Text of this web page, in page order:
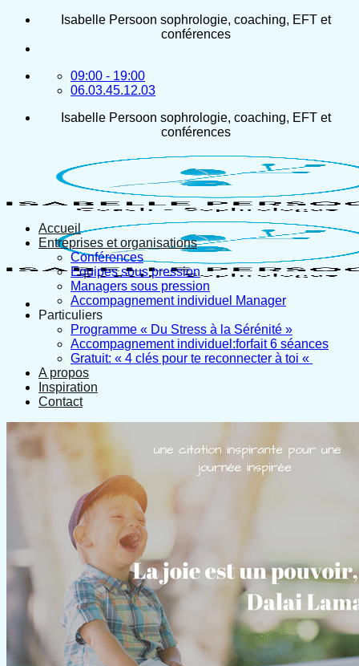
Passer
contenu
Isabelle Persoon sophrologie, coaching, EFT et
conférences
09:00 - 19:00
06.03.45.12.03
Isabelle Persoon sophrologie, coaching, EFT et
conférences
Accueil
Entreprises et organisations
Conférences
Equipes sous pression
Managers sous pression
Accompagnement individuel Manager
Particuliers
Programme « Du Stress à la Sérénité »
Accompagnement individuel:forfait 6 séances
Gratuit: « 4 clés pour te reconnecter à toi «
A propos
Inspiration
Contact